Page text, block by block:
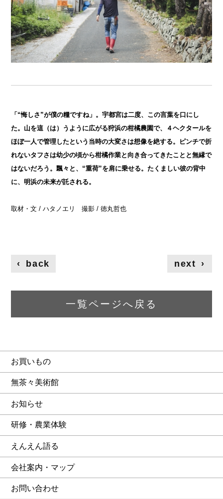
「“悔しさ”が僕の糧ですね」。宇都宮は二度、この言葉を口にし
た。山を這（は）うように広がる狩浜の柑橘農園で、４ヘクタールを
ほぼ一人で管理したという当時の大変さは想像を絶する。ピンチで折
れないタフさは幼少の頃から柑橘作業と向き合ってきたことと無縁で
はないだろう。飄々と、“重荷”を肩に乗せる。たくましい彼の背中
に、明浜の未来が託される。
取材・文 / ハタノエリ 撮影 / 徳丸哲也
‹ back next ›
一覧ページへ戻る
お買いもの
無茶々美術館
お知らせ
研修・農業体験
えんえん語る
会社案内・マップ
お問い合わせ